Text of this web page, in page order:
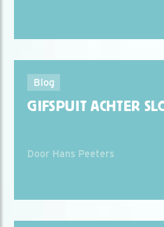
Blog
GIFSPUIT ACHTER
Door Hans Peeters